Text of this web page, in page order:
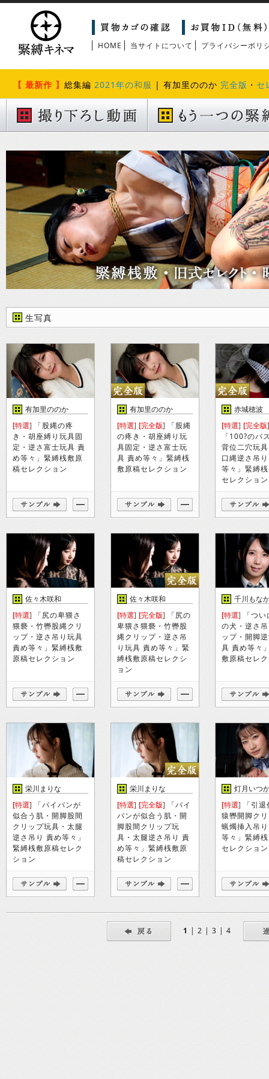
HOME 当サイトについて プライバシーポリ
【 最新作 】 総集編 2021年の和服 | 有加里ののか 完全版 ・ セ
生写真
有加里ののか
[特選] 「股縄の疼
き・胡座縛り玩具固
定・逆さ富士玩具 責
め等々」緊縛桟敷原
稿セレクション
有加里ののか
[特選] [完全版] 「股縄
の疼き・胡座縛り玩
具固定・逆さ富士玩
具 責め等々」緊縛桟
敷原稿セレクション
赤城穂波
[特選] [完全版]
「100?のバ
背位二穴玩
口縄逆さ吊
等々」緊縛
セレクション
佐々木咲和
[特選] 「尻の卑猥さ
猥褻・竹轡股縄クリ
ップ・逆さ吊り玩具
責め等々」緊縛桟敷
原稿セレクション
佐々木咲和
[特選] [完全版] 「尻の
卑猥さ猥褻・竹轡股
縄クリップ・逆さ吊
り玩具 責め等々」緊
縛桟敷原稿セレクシ
ョン
千川もな
[特選] 「つ
の犬・逆さ
ップ・開脚
具 責め等々
敷原稿セレ
栄川まりな
[特選] 「パイパンが
似合う肌・開脚股間
クリップ玩具・太腿
逆さ吊り 責め等々」
緊縛桟敷原稿セレク
ション
栄川まりな
[特選] [完全版] 「パイ
パンが似合う肌・開
脚股間クリップ玩
具・太腿逆さ吊り 責
め等々」緊縛桟敷原
稿セレクション
灯月いつ
[特選] 「引
猿轡開脚ク
蝋燭挿入吊
等々」緊縛
セレクション
1 | 2 | 3 | 4